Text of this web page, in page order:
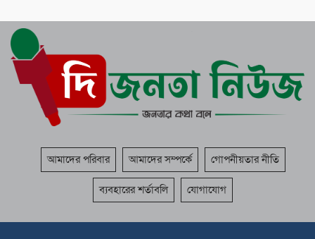
আমাদের পরিবার আমাদের সম্পর্কে গোপনীয়তার নীতি
ব্যবহারের শর্তাবলি যোগাযোগ